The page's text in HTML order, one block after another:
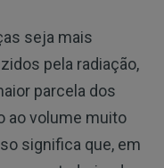
seja mais
pela radiação,
parcela dos
ao volume muito
significa que, em